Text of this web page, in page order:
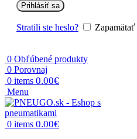
Prihlásiť sa
Stratili ste heslo? Zapamätať
0 Obľúbené produkty
0 Porovnaj
0 items 0.00€
Menu
0 items 0.00€